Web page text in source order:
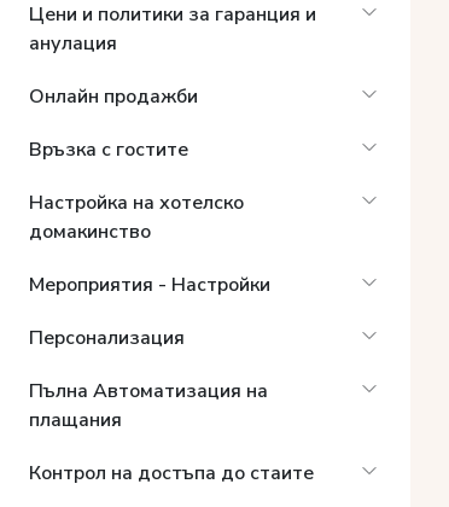
Цени и политики за гаранция и
анулация
Онлайн продажби
Връзка с гостите
Настройка на хотелско
домакинство
Мероприятия - Настройки
Персонализация
Пълна Автоматизация на
плащания
Контрол на достъпа до стаите